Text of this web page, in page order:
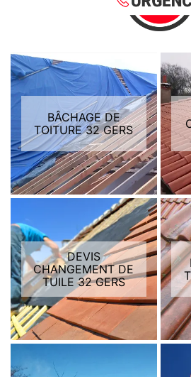
BÂCHAGE DE
TOITURE 32 GERS
DEVIS
CHANGEMENT DE
TUILE 32 GERS